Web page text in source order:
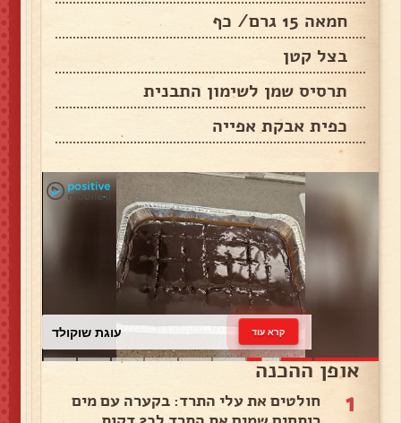
חמאה 15 גרם/ כף
בצל קטן
תרסיס שמן לשימון התבנית
כפית אבקת אפייה
עוגת שוקולד קרא עוד
אופן ההכנה
1
חולטים את עלי התרד: בקערה עם מים